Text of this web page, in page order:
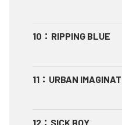
10 ： RIPPING BLUE
11 ： URBAN
12 ： SICK BOY